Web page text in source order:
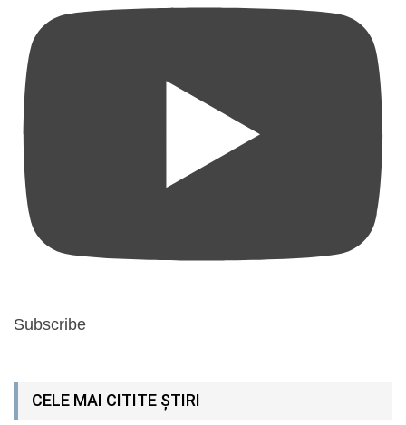
Subscribe
CELE MAI CITITE ȘTIRI